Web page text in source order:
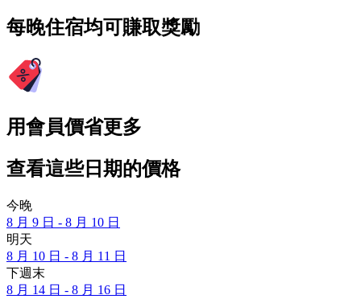
每晚住宿均可賺取獎勵
用會員價省更多
查看這些日期的價格
今晚
8 月 9 日 - 8 月 10 日
明天
8 月 10 日 - 8 月 11 日
下週末
8 月 14 日 - 8 月 16 日